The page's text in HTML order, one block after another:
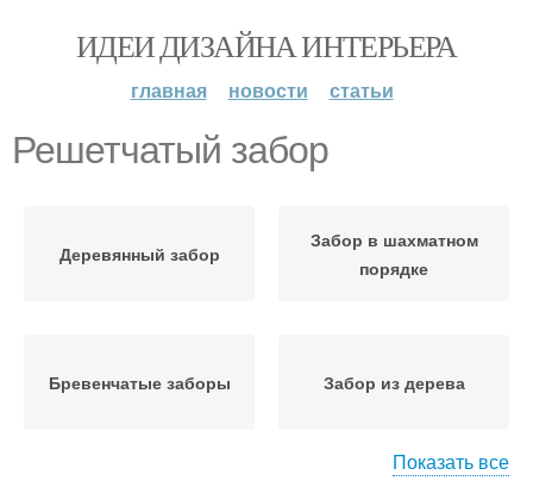
ИДЕИ ДИЗАЙНА ИНТЕРЬЕРА
главная новости статьи
Решетчатый забор
Деревянный забор
Забор в шахматном
порядке
Бревенчатые заборы Забор из дерева
Показать все